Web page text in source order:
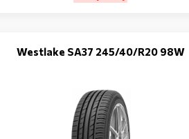
Westlake SA37 245/40/R20 98W